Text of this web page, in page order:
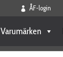
ÅF-login
Varumärken